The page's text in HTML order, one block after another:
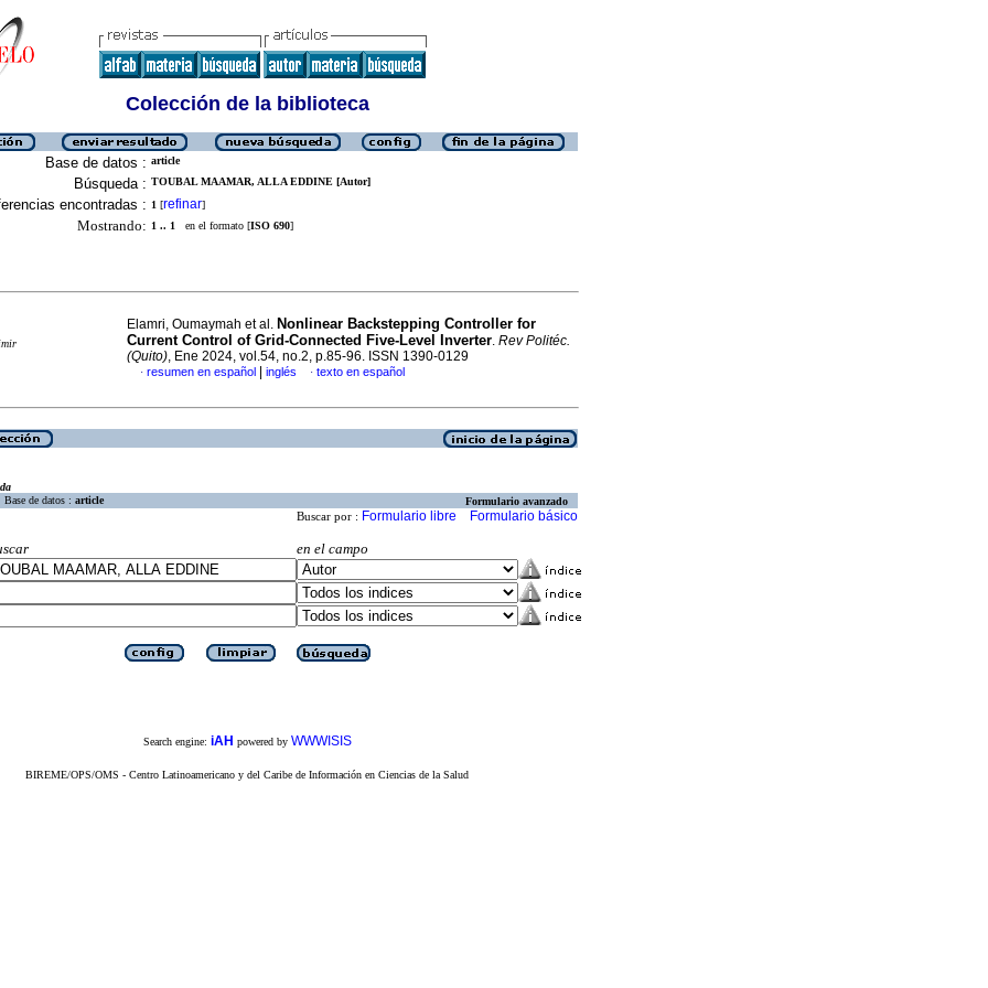
Colección de la biblioteca
Base de datos : article
Búsqueda : TOUBAL MAAMAR, ALLA EDDINE [Autor]
encontradas : 1 [refinar]
Mostrando: 1 .. 1 en el formato [ISO 690]
Elamri, Oumaymah et al. Nonlinear Backstepping Controller for
Current Control of Grid-Connected Five-Level Inverter. Rev Politéc.
(Quito), Ene 2024, vol.54, no.2, p.85-96. ISSN 1390-0129
· resumen en español inglés · texto en español
Base de datos : article Formulario avanzado
Buscar por : Formulario libre Formulario básico
en el campo
Search engine: iAH powered by WWWISIS
BIREME/OPS/OMS - Centro Latinoamericano y del Caribe de Información en Ciencias de la Salud